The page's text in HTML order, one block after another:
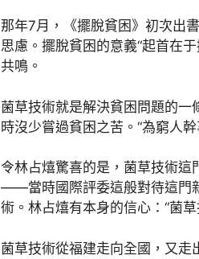
那年7月，《擺脫貧困》初次出
思慮。擺脫貧困的意義“起首在
共鳴。
菌草技術就是解決貧困問題的
時沒少嘗過貧困之苦。“為窮人
令林占熺驚喜的是，菌草技術這
——當時國際評委這般對待這門
術。林占熺有本身的信心：“菌
菌草技術從福建走向全國，又